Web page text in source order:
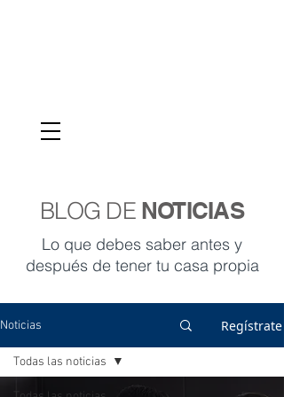
BLOG DE NOTICIAS
Lo que debes saber antes y
después de tener tu casa propia
Noticias Regístrate
Todas las noticias